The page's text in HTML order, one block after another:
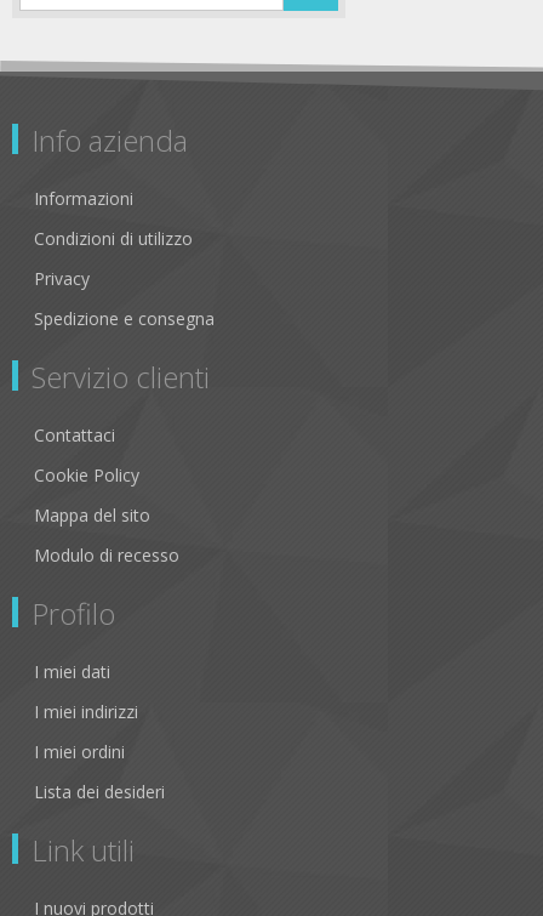
Info azienda
Informazioni
Condizioni di utilizzo
Privacy
Spedizione e consegna
Servizio clienti
Contattaci
Cookie Policy
Mappa del sito
Modulo di recesso
Profilo
I miei dati
I miei indirizzi
I miei ordini
Lista dei desideri
Link utili
I nuovi prodotti